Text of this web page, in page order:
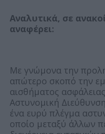
Αναλυτικά, σε
αναφέρει:
Με γνώμονα την
απώτερο σκοπό την
αισθήματος
Αστυνομική
ένα ευρύ πλέγμα
οποίο μεταξύ άλλων